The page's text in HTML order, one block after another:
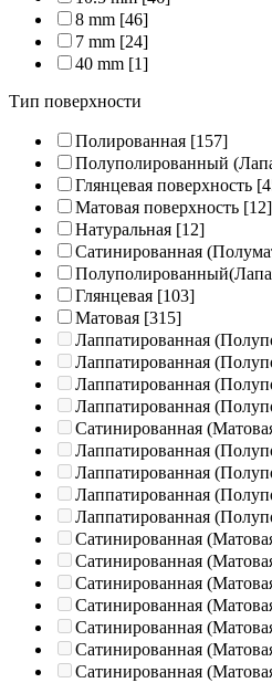
8 mm [46]
7 mm [24]
40 mm [1]
Тип поверхности
Полированная [157]
Полуполированный
Глянцевая поверхность
Матовая поверхность [12]
Натуральная [12]
Сатинированная
Глянцевая [103]
Матовая [315]
Лаппатированная
Лаппатированная
Лаппатированная
Лаппатированная
Сатинированная
Лаппатированная
Лаппатированная
Лаппатированная
Лаппатированная
Сатинированная
Сатинированная
Сатинированная
Сатинированная
Сатинированная
Сатинированная
Сатинированная